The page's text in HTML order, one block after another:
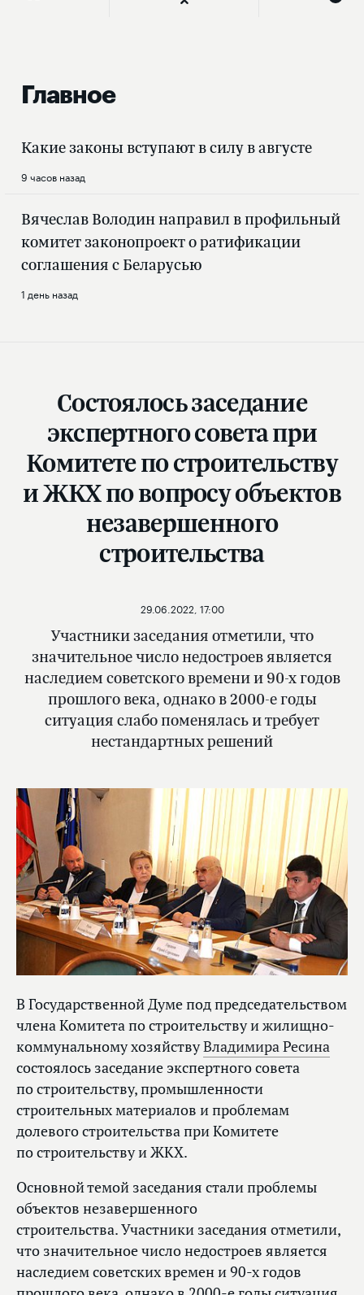
Главное
Какие законы вступают в силу в августе
9 часов назад
Вячеслав Володин направил в профильный
комитет законопроект о ратификации
соглашения с Беларусью
1 день назад
Состоялось заседание
экспертного совета при
Комитете по строительству
и ЖКХ по вопросу объектов
незавершенного
строительства
Участники заседания отметили, что
значительное число недостроев является
наследием советского времени и 90-х годов
прошлого века, однако в 2000-е годы
ситуация слабо поменялась и требует
нестандартных решений
29.06.2022, 17:00
В Государственной Думе под председательством
члена Комитета по строительству и жилищно-
коммунальному хозяйствуВладимира Ресина
состоялось заседание экспертного совета
по строительству, промышленности
строительных материалов и проблемам
долевого строительства при Комитете
по строительству и ЖКХ.
Основной темой заседания стали проблемы
объектов незавершенного
строительства. Участники заседания отметили,
что значительное число недостроев является
наследием советских времен и 90-х годов